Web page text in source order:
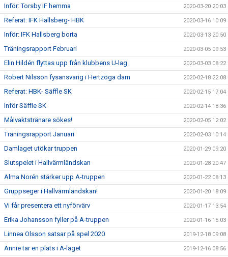
Inför: Torsby IF hemma 2020-03-20 20:03
Referat: IFK Hallsberg- HBK 2020-03-16 10:09
Inför: IFK Hallsberg borta 2020-03-13 20:50
Träningsrapport Februari 2020-03-05 09:53
Elin Hildén flyttas upp från klubbens U-lag. 2020-03-03 08:22
Robert Nilsson fysansvarig i Hertzöga dam 2020-02-18 22:08
Referat: HBK- Säffle SK 2020-02-15 17:04
Inför Säffle SK 2020-02-14 18:36
Målvaktstränare sökes! 2020-02-05 12:02
Träningsrapport Januari 2020-02-03 10:14
Damlaget utökar truppen 2020-01-29 09:20
Slutspelet i Hallvärmländskan 2020-01-28 20:47
Alma Norén stärker upp A-truppen 2020-01-22 08:13
Gruppseger i Hallvärmländskan! 2020-01-20 18:09
Vi får presentera ett nyförvärv 2020-01-17 13:54
Erika Johansson fyller på A-truppen 2020-01-16 15:03
Linnea Olsson satsar på spel 2020 2019-12-18 09:08
Annie tar en plats i A-laget 2019-12-16 08:56